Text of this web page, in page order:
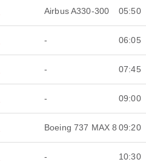
Airbus A330-300 05:50
- 06:05
- 07:45
- 09:00
Boeing 737 MAX 8 09:20
- 10:30